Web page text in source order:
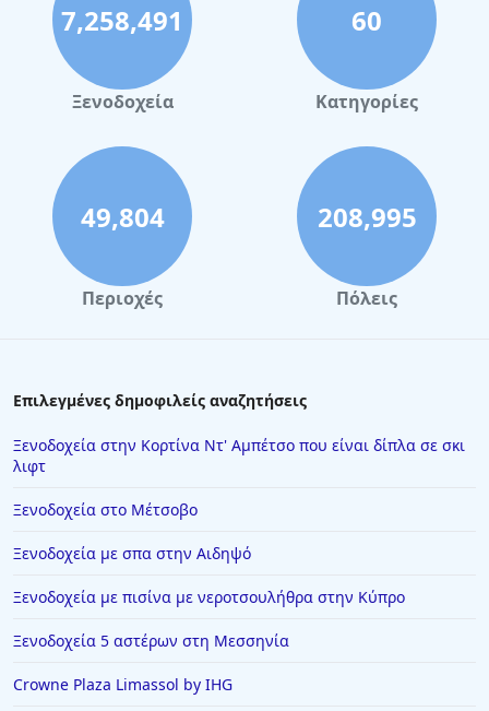
7,258,491
Ξενοδοχεία
60
Κατηγορίες
49,804
Περιοχές
208,995
Πόλεις
Επιλεγμένες δημοφιλείς αναζητήσεις
Ξενοδοχεία στην Κορτίνα Ντ' Αμπέτσο που είναι δίπλα σε σκι
λιφτ
Ξενοδοχεία στο Μέτσοβο
Ξενοδοχεία με σπα στην Αιδηψό
Ξενοδοχεία με πισίνα με νεροτσουλήθρα στην Κύπρο
Ξενοδοχεία 5 αστέρων στη Μεσσηνία
Crowne Plaza Limassol by IHG